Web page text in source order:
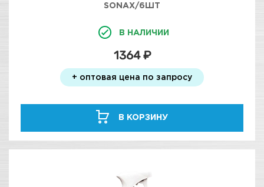
SONAX/6ШТ
В НАЛИЧИИ
1364 ₽
+ оптовая цена по запросу
В КОРЗИНУ